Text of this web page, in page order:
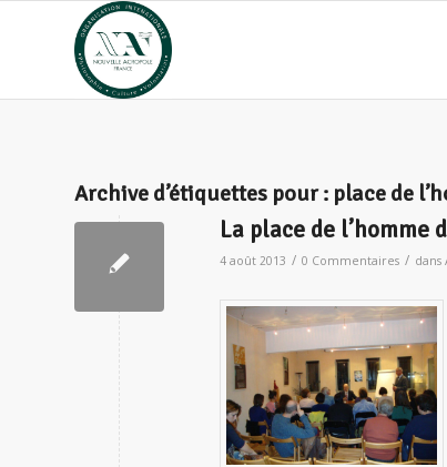
Archive d’étiquettes pour : place de
La place de l’homme
4 août 2013 / 0 Commentaires / dans